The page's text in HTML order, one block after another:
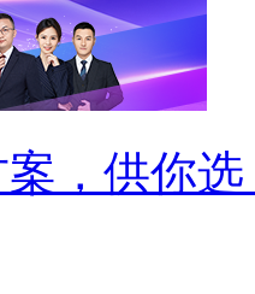
，供你